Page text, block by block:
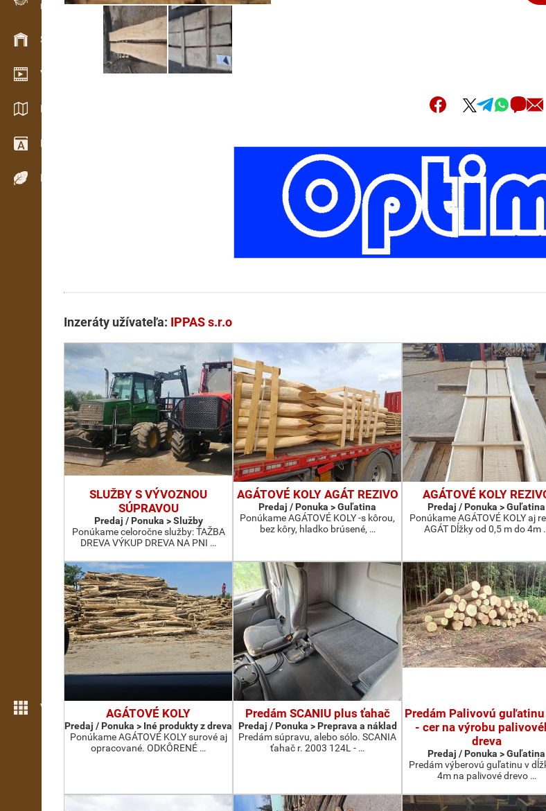
Evidencia dreva v teréne
Skladové hospodárstvo
Video showroom
Katalógy / Brožúry
Drevársky slovník
Dreviny
Viac možností
Inzeráty užívateľa: IPPAS s.r.o
SLUŽBY S VÝVOZNOU
SÚPRAVOU
Predaj / Ponuka > Služby
Ponúkame celoročne služby: ŤAŽBA
DREVA VÝKUP DREVA NA PNI …
AGÁTOVÉ KOLY AGÁT REZIVO
Predaj / Ponuka > Guľatina
Ponúkame AGÁTOVÉ KOLY -s kôrou,
bez kôry, hladko brúsené, …
AGÁTOVÉ KOLY
Predaj / Ponuka > Guľatina
Ponúkame AGÁTOVÉ KOLY aj
AGÁT Dĺžky od 0,5 m do 4m
AGÁTOVÉ KOLY
Predaj / Ponuka > Iné produkty z dreva
Ponúkame AGÁTOVÉ KOLY surové aj
opracované. ODKÔRENÉ …
Predám SCANIU plus ťahač
Predaj / Ponuka > Preprava a náklad
Predám súpravu, alebo sólo. SCANIA
ťahač r. 2003 124L - …
Predám Palivovú
- cer na výrobu
dreva
Predaj / Ponuka > Guľatina
Predám výberovú guľatinu v
4m na palivové drevo …